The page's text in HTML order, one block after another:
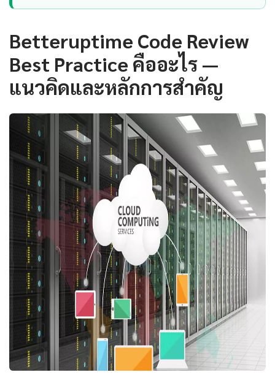
Betteruptime Code Review
Best Practice คืออะไร —
แนวคิดและหลักการสำคัญ